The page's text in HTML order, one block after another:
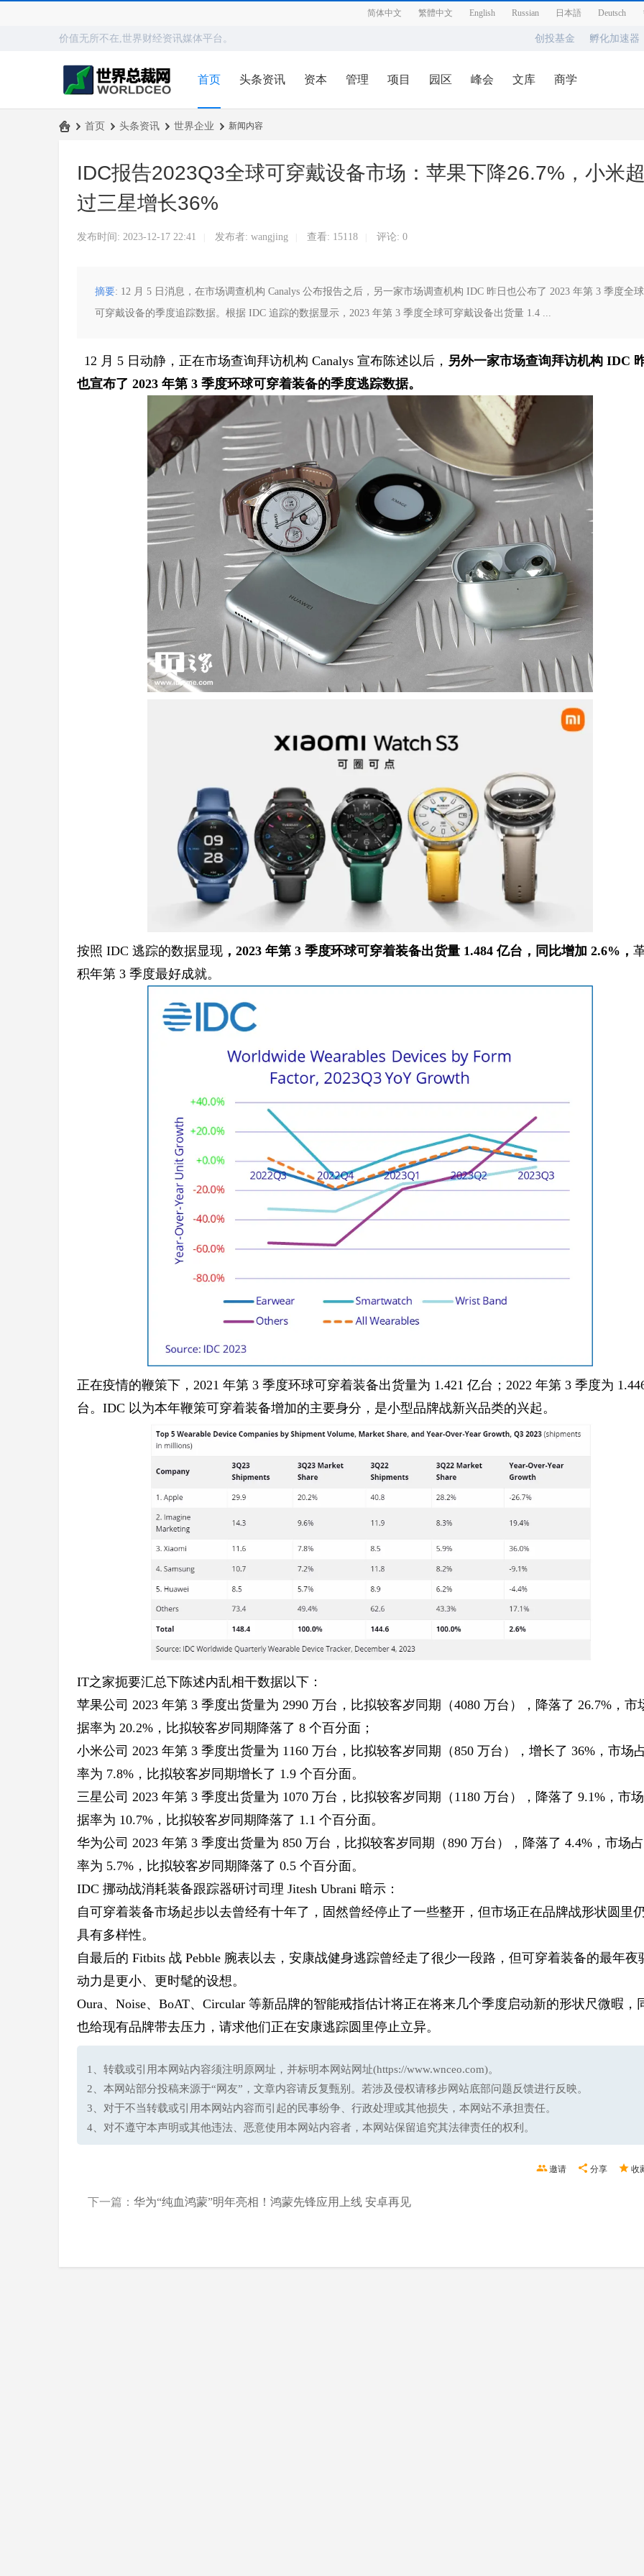
简体中文 繁體中文 English Russian 日本語 Deutsch
价值无所不在,世界财经资讯媒体平台。 创投基金 孵化加速器
首页 头条资讯 资本 管理 项目 园区 峰会 文库 商学
› 首页 › 头条资讯 › 世界企业 › 新闻内容
IDC报告2023Q3全球可穿戴设备市场：苹果下降26.7%，小米
过三星增长36%
发布时间: 2023-12-17 22:41 发布者: wangjing 查看: 15118 评论: 0
摘要: 12 月 5 日消息，在市场调查机构 Canalys 公布报告之后，另一家市场调查机构 IDC 昨日也公布了 2023 年第 3 季度全球
可穿戴设备的季度追踪数据。根据 IDC 追踪的数据显示，2023 年第 3 季度全球可穿戴设备出货量 1.4 ...
12 月 5 日动静，正在市场查询拜访机构 Canalys 宣布陈述以后， 另外一家市场查询拜访机构 IDC
也宣布了 2023 年第 3 季度环球可穿着装备的季度逃踪数据。
按照 IDC 逃踪的数据显现 ，2023 年第 3 季度环球可穿着装备出货量 1.484 亿台，同比增加 2.6%，
积年第 3 季度最好成就。
正在疫情的鞭策下，2021 年第 3 季度环球可穿着装备出货量为 1.421 亿台；2022 年第 3 季度为
台。IDC 以为本年鞭策可穿着装备增加的主要身分，是小型品牌战新兴品类的兴起。
IT之家扼要汇总下陈述内乱相干数据以下：
苹果公司 2023 年第 3 季度出货量为 2990 万台，比拟较客岁同期（4080 万台），降落了 26.7%，市
据率为 20.2%，比拟较客岁同期降落了 8 个百分面；
小米公司 2023 年第 3 季度出货量为 1160 万台，比拟较客岁同期（850 万台），增长了 36%，市场
率为 7.8%，比拟较客岁同期增长了 1.9 个百分面。
三星公司 2023 年第 3 季度出货量为 1070 万台，比拟较客岁同期（1180 万台），降落了 9.1%，市
据率为 10.7%，比拟较客岁同期降落了 1.1 个百分面。
华为公司 2023 年第 3 季度出货量为 850 万台，比拟较客岁同期（890 万台），降落了 4.4%，市场
率为 5.7%，比拟较客岁同期降落了 0.5 个百分面。
IDC 挪动战消耗装备跟踪器研讨司理 Jitesh Ubrani 暗示：
自可穿着装备市场起步以去曾经有十年了，固然曾经停止了一些整开，但市场正在品牌战形状圆里
具有多样性。
自最后的 Fitbits 战 Pebble 腕表以去，安康战健身逃踪曾经走了很少一段路，但可穿着装备的最年夜
动力是更小、更时髦的设想。
Oura、Noise、BoAT、Circular 等新品牌的智能戒指估计将正在将来几个季度启动新的形状尺微暇，
也给现有品牌带去压力，请求他们正在安康逃踪圆里停止立异。
1、转载或引用本网站内容须注明原网址，并标明本网站网址(https://www.wnceo.com)。
2、本网站部分投稿来源于“网友”，文章内容请反复甄别。若涉及侵权请移步网站底部问题反馈进行反映。
3、对于不当转载或引用本网站内容而引起的民事纷争、行政处理或其他损失，本网站不承担责任。
4、对不遵守本声明或其他违法、恶意使用本网站内容者，本网站保留追究其法律责任的权利。
收
分享
邀请
下一篇： 华为“纯血鸿蒙”明年亮相！鸿蒙先锋应用上线 安卓再见